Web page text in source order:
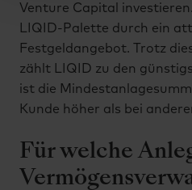
Venture Capital
LIQID-Palette durch ein
Festgeldangebot. Trotz
zählt LIQID zu den
ist die
Kunde höher als bei
Für welche